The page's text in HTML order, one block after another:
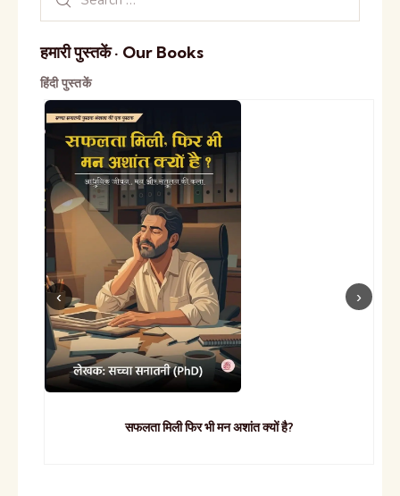
हमारी पुस्तकें · Our Books
हिंदी पुस्तकें
सफलता मिली फिर भी मन अशांत क्यों है?